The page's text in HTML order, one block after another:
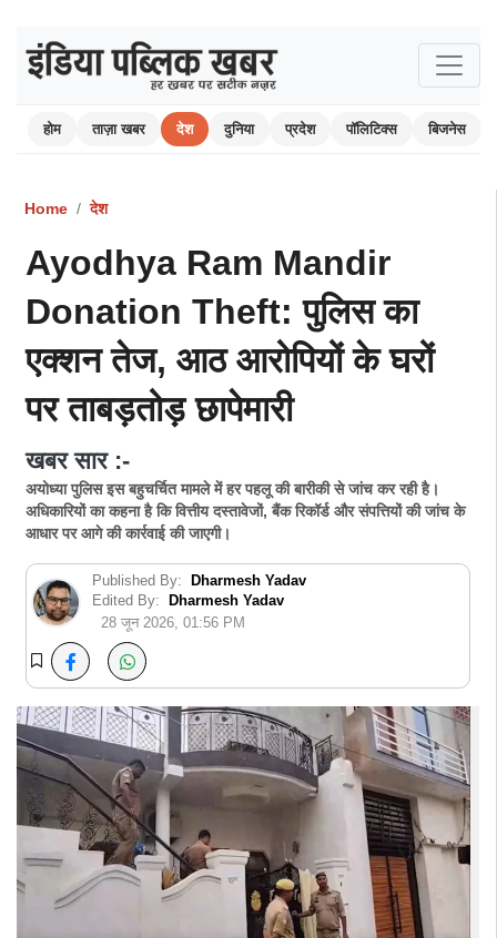
होम ताज़ा खबर देश दुनिया प्रदेश पॉलिटिक्स बिजनेस
Home देश
Ayodhya Ram Mandir
Donation Theft: पुलिस का
एक्शन तेज, आठ आरोपियों के घरों
पर ताबड़तोड़ छापेमारी
खबर सार :-
अयोध्या पुलिस इस बहुचर्चित मामले में हर पहलू की बारीकी से जांच कर रही है।
अधिकारियों का कहना है कि वित्तीय दस्तावेजों, बैंक रिकॉर्ड और संपत्तियों की जांच के
आधार पर आगे की कार्रवाई की जाएगी।
Published By:
Dharmesh Yadav
Edited By:
Dharmesh Yadav
28 जून 2026, 01:56 PM